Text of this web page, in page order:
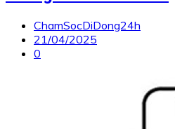
ChamSocDiDong24h
21/04/2025
0